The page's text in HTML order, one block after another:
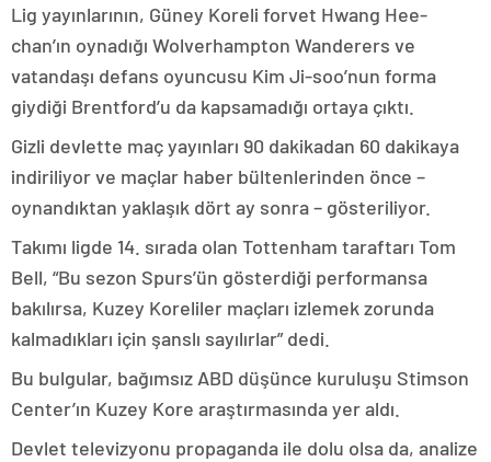
Lig yayınlarının, Güney Koreli forvet Hwang Hee-
chan’ın oynadığı Wolverhampton Wanderers ve
vatandaşı defans oyuncusu Kim Ji-soo’nun forma
giydiği Brentford’u da kapsamadığı ortaya çıktı.
Gizli devlette maç yayınları 90 dakikadan 60 dakikaya
indiriliyor ve maçlar haber bültenlerinden önce –
oynandıktan yaklaşık dört ay sonra – gösteriliyor.
Takımı ligde 14. sırada olan Tottenham taraftarı Tom
Bell, “Bu sezon Spurs’ün gösterdiği performansa
bakılırsa, Kuzey Koreliler maçları izlemek zorunda
kalmadıkları için şanslı sayılırlar” dedi.
Bu bulgular, bağımsız ABD düşünce kuruluşu Stimson
Center’ın Kuzey Kore araştırmasında yer aldı.
Devlet televizyonu propaganda ile dolu olsa da, analize